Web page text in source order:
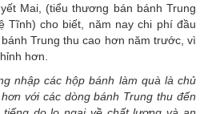
Mai, (tiểu thương bán bánh Trung
Tĩnh) cho biết, năm nay chi phí đầu
Trung thu cao hơn năm trước, vì
hơn.
nhập các hộp bánh làm quà là chủ
với các dòng bánh Trung thu đến